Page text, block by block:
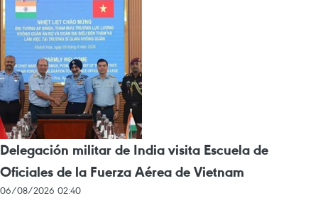
Delegación militar de India visita Escuela de
Oficiales de la Fuerza Aérea de Vietnam
06/08/2026 02:40